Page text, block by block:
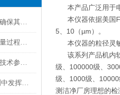
空气尘埃粒子计数器的校准是确保其测量准确性的关键步骤
尘埃粒子计数器具体功能及测量过程简单介绍
加油站油气回收远程监控系统技术参数及设备原理
YQJY-2在加油站油气回收检测中发挥的作用
本产品广泛用于电
本仪器依据美国
5、10（µm）。
本仪器的粒径灵敏
该系列产品机内软
级、100000级、
级、1000级、
测洁净厂房理想的检